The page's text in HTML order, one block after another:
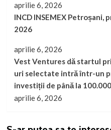
aprilie 6, 2026
INCD INSEMEX Petroșani,
2026
aprilie 6, 2026
Vest Ventures dă startul
uri selectate intră într-un
investiții de până la
aprilie 6, 2026